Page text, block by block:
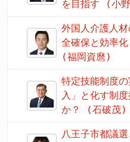
を目指す (小
外国人介護人
全確保と効率
(福岡資麿)
特定技能制度
入」と化す制
か？ (石破茂)
八王子市都議